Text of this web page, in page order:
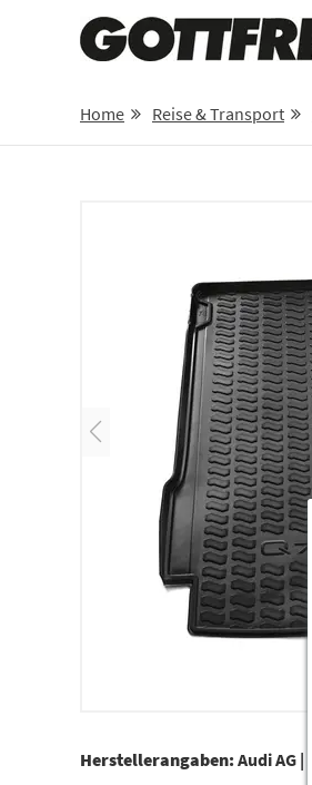
Home Reise & Transport
Herstellerangaben: Audi AG |